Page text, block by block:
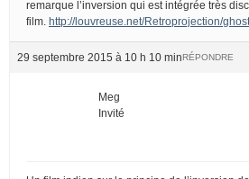
remarque l’inversion qui est intégrée très
film. http://louvreuse.net/Retroprojection/
29 septembre 2015 à 10 h 10 minRÉPONDRE
Meg
Invité